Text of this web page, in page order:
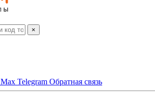
×
Max Telegram Обратная связь